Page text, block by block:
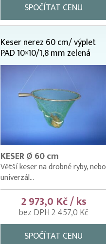
SPOČÍTAT CENU
Keser nerez 60 cm/ výplet
PAD 10×10/1,8 mm zelená
KESER Ø 60 cm
Větší keser na drobné ryby, nebo
univerzál...
2 973,0 Kč / ks
bez DPH 2 457,0 Kč
SPOČÍTAT CENU